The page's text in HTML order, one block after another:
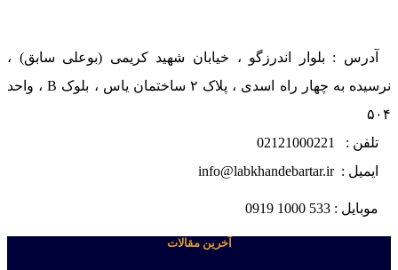
آدرس : بلوار اندرزگو ، خیابان شهید کریمی (بوعلی سابق) ،
نرسیده به چهار راه اسدی ، پلاک ۲ ساختمان یاس ، بلوک B ، واحد
۵۰۴
تلفن : 02121000221
ایمیل : info@labkhandebartar.ir
موبایل : 533 1000 0919
آخرین مقالات